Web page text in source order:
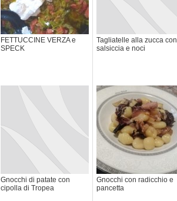
FETTUCCINE VERZA e
SPECK
Tagliatelle alla zucca con
salsiccia e noci
Gnocchi di patate con
cipolla di Tropea
Gnocchi con radicchio e
pancetta